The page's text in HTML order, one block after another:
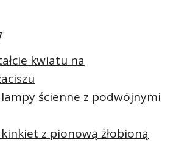
kwiatu na
ścienne z podwójnymi
z pionową żłobioną